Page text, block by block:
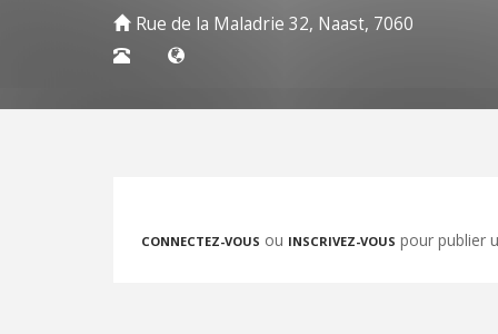
Rue de la Maladrie 32, Naast, 7060
CONNECTEZ-VOUS ou INSCRIVEZ-VOUS pour publier